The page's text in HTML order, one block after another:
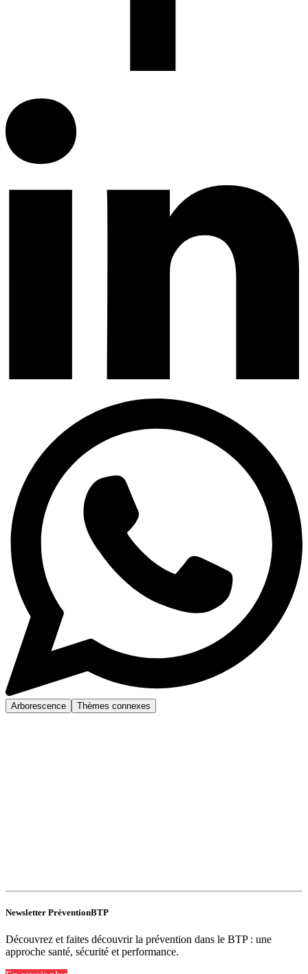
Arborescence Thèmes connexes
Newsletter PréventionBTP
Découvrez et faites découvrir la prévention dans le BTP : une
approche santé, sécurité et performance.